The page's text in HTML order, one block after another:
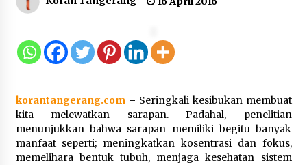
dengan Nuansa Kebersamaan
7 Agustus 2026
Pemanfaatan Limbah Galon Bekas,
Lapas Banjar Tanam 200 Pohon
Cabai Dukung Program Ketahanan
Pangan
korantangerang.com– Seringkali kesibukan membuat
kita melewatkan sarapan. Padahal, penelitian
menunjukkan bahwa sarapan memiliki begitu banyak
manfaat seperti; meningkatkan kosentrasi dan fokus,
memelihara bentuk tubuh, menjaga kesehatan sistem